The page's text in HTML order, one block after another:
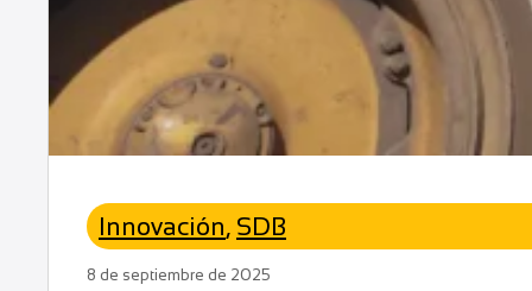
Innovación, SDB
8 de septiembre de 2025